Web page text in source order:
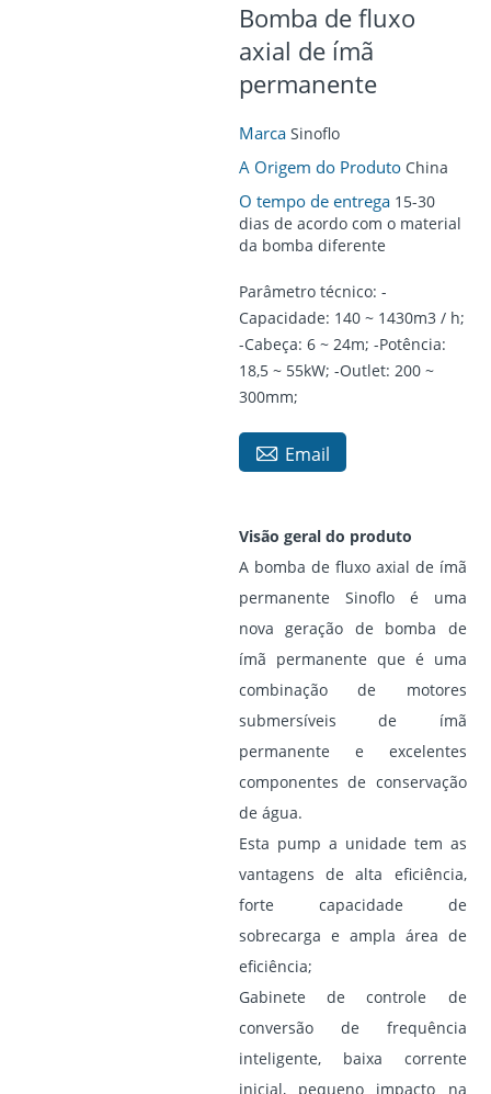
Bomba de fluxo
axial de ímã
permanente
Marca Sinoflo
A Origem do Produto China
O tempo de entrega 15-30
dias de acordo com o material
da bomba diferente
Parâmetro técnico: -
Capacidade: 140 ~ 1430m3 / h;
-Cabeça: 6 ~ 24m; -Potência:
18,5 ~ 55kW; -Outlet: 200 ~
300mm;
 Email
Visão geral do produto
A bomba de fluxo axial de ímã
permanente Sinoflo é uma
nova geração de bomba de
ímã permanente que é uma
combinação de motores
submersíveis de ímã
permanente e excelentes
componentes de conservação
de água.
Esta pump a unidade tem as
vantagens de alta eficiência,
forte capacidade de
sobrecarga e ampla área de
eficiência;
Gabinete de controle de
conversão de frequência
inteligente, baixa corrente
inicial, pequeno impacto na